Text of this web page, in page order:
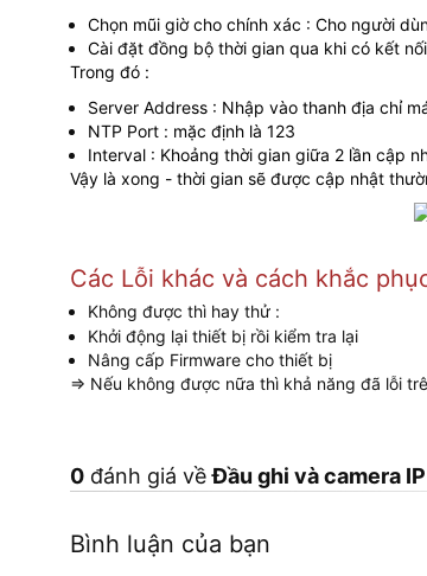
Chọn mũi giờ cho chính xác : Cho người
Cài đặt đồng bộ thời gian qua khi có kết
Trong đó :
Server Address : Nhập vào thanh địa chỉ
NTP Port : mặc định là 123
Interval : Khoảng thời gian giữa 2 lần cập
Vậy là xong - thời gian sẽ được cập nhật
Các Lỗi khác và cách khắc
Không được thì hay thử :
Khởi động lại thiết bị rồi kiểm tra lại
Nâng cấp Firmware cho thiết bị
=> Nếu không được nữa thì khả năng đã lỗi
0đánh giá vềĐầu ghi và camera
Bình luận của bạn